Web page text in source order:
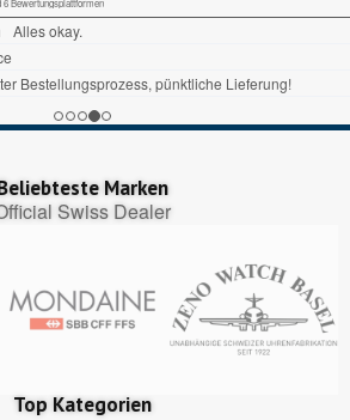
6 Bewertungsplattformen
Alles okay.
Bestellungsprozess, pünktliche Lieferung!
Marken
Swiss Dealer
Top Kategorien